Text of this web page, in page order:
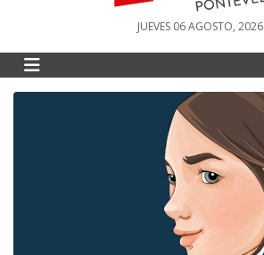
JUEVES 06 AGOSTO, 2026